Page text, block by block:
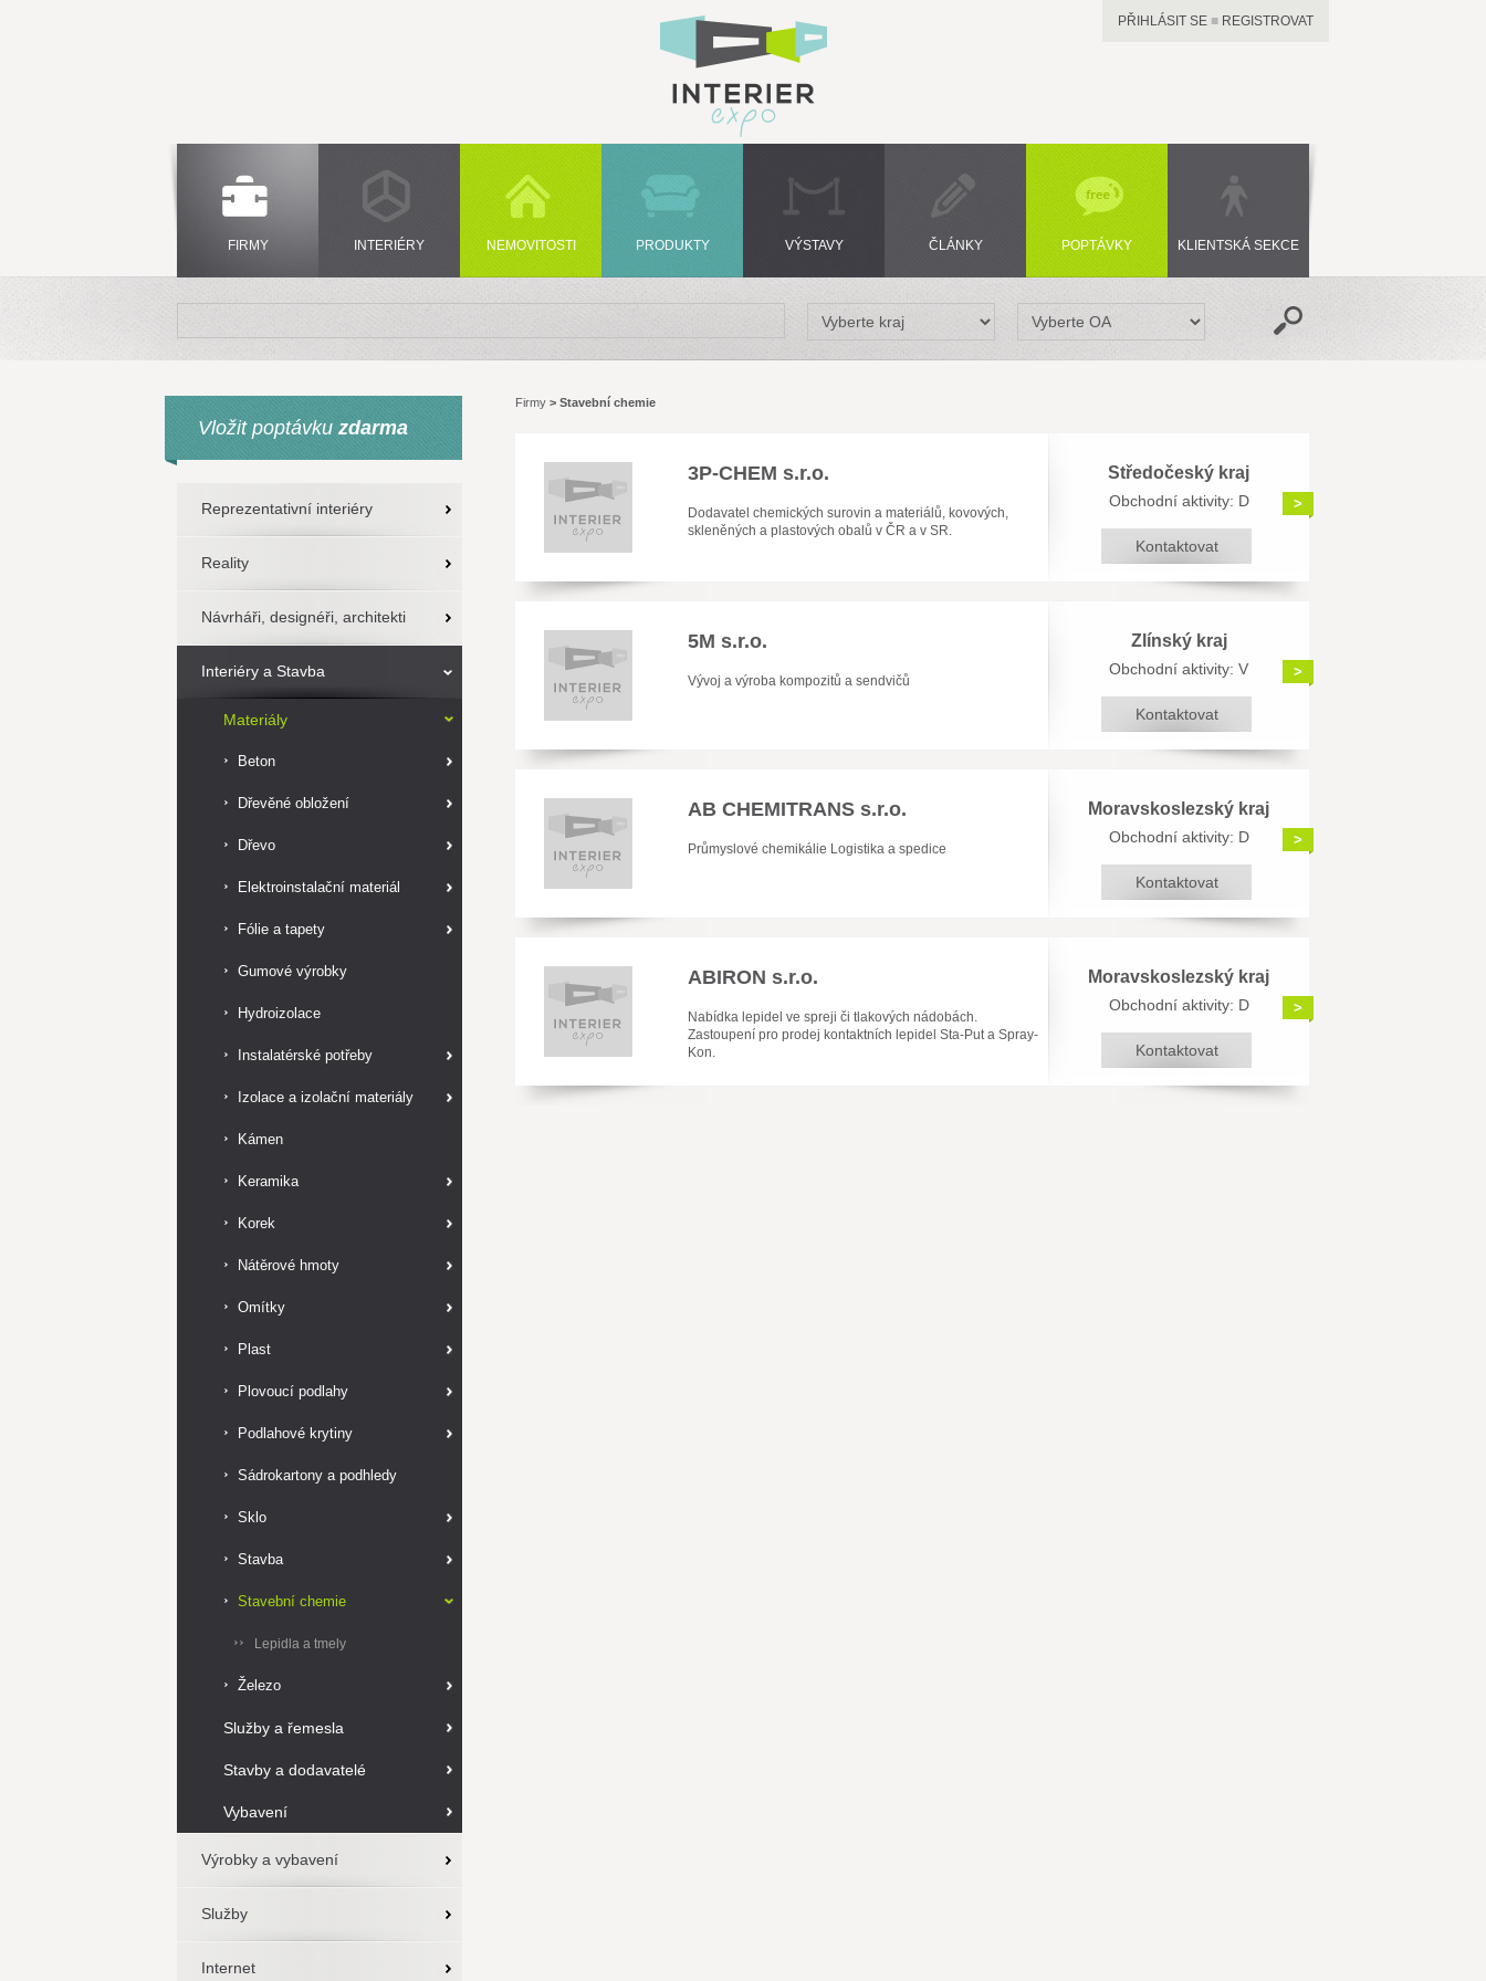
PŘIHLÁSIT SE ■ REGISTROVAT
FIRMY INTERIÉRY NEMOVITOSTI PRODUKTY VÝSTAVY ČLÁNKY POPTÁVKY KLIENTSKÁ SEKCE
Vložit poptávku zdarma
Reprezentativní interiéry
Reality
Návrháři, designéři, architekti
Interiéry a Stavba
Materiály
Beton
Dřevěné obložení
Dřevo
Elektroinstalační materiál
Fólie a tapety
Gumové výrobky
Hydroizolace
Instalatérské potřeby
Izolace a izolační materiály
Kámen
Keramika
Korek
Nátěrové hmoty
Omítky
Plast
Plovoucí podlahy
Podlahové krytiny
Sádrokartony a podhledy
Sklo
Stavba
Stavební chemie
Lepidla a tmely
Železo
Služby a řemesla
Stavby a dodavatelé
Vybavení
Výrobky a vybavení
Služby
Internet
Firmy > Stavební chemie
>
3P-CHEM s.r.o.
Dodavatel chemických surovin a materiálů, kovových,
skleněných a plastových obalů v ČR a v SR.
Středočeský kraj
Obchodní aktivity: D
Kontaktovat
>
5M s.r.o.
Vývoj a výroba kompozitů a sendvičů
Zlínský kraj
Obchodní aktivity: V
Kontaktovat
>
AB CHEMITRANS s.r.o.
Průmyslové chemikálie Logistika a spedice
Moravskoslezský kraj
Obchodní aktivity: D
Kontaktovat
>
ABIRON s.r.o.
Nabídka lepidel ve spreji či tlakových nádobách.
Zastoupení pro prodej kontaktních lepidel Sta-Put a Spray-
Kon.
Moravskoslezský kraj
Obchodní aktivity: D
Kontaktovat